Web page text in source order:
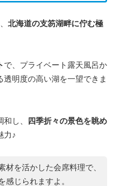
北海道の支笏湖畔に佇む極
で、プライベート露天風呂か
明度の高い湖を一望できま
し、
四季折々の景色を眺め
力♪
材を活かした会席料理で、
感じられますよ。